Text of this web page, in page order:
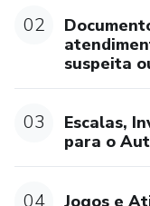
02
suspeita
03
Escalas,
para o
04 Jogos e